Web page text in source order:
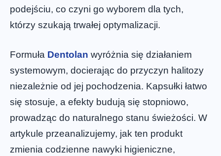
podejściu, co czyni go wyborem dla tych,
którzy szukają trwałej optymalizacji.
Formuła Dentolan wyróżnia się działaniem
systemowym, docierając do przyczyn halitozy
niezależnie od jej pochodzenia. Kapsułki łatwo
się stosuje, a efekty budują się stopniowo,
prowadząc do naturalnego stanu świeżości. W
artykule przeanalizujemy, jak ten produkt
zmienia codzienne nawyki higieniczne,